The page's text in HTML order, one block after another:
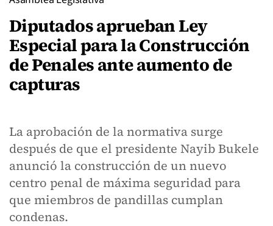
Diputados aprueban Ley
Especial para la Construcción
de Penales ante aumento de
capturas
La aprobación de la normativa surge
después de que el presidente Nayib Bukele
anunció la construcción de un nuevo
centro penal de máxima seguridad para
que miembros de pandillas cumplan
condenas.